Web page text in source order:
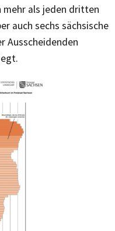
mehr als jeden dritten
auch sechs sächsische
Ausscheidenden